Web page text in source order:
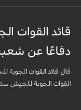
قائد القوات
دفاعًا عن
قال قائد القوات الجوية
القوات الجوية للجيش